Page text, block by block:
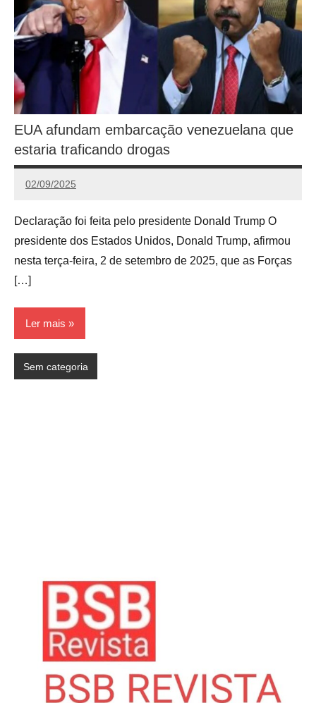
EUA afundam embarcação venezuelana que
estaria traficando drogas
02/09/2025
Calango
Declaração foi feita pelo presidente Donald Trump O
presidente dos Estados Unidos, Donald Trump, afirmou
nesta terça-feira, 2 de setembro de 2025, que as Forças
[…]
Ler mais
Sem categoria